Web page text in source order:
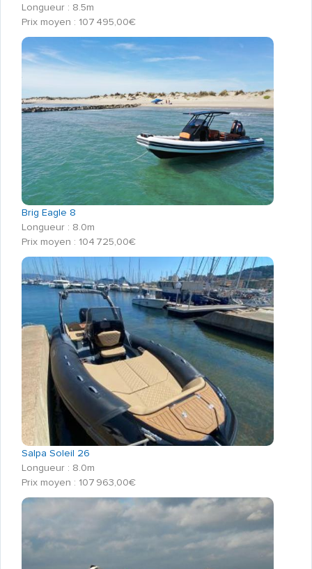
Longueur : 8.5m
Prix moyen : 107 495,00€
Brig Eagle 8
Longueur : 8.0m
Prix moyen : 104 725,00€
Salpa Soleil 26
Longueur : 8.0m
Prix moyen : 107 963,00€